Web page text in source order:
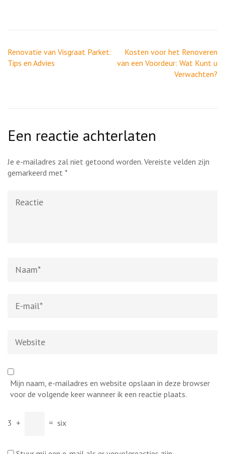
Berichtnavigatie
Renovatie van Visgraat Parket:
Tips en Advies
Kosten voor het Renoveren
van een Voordeur: Wat Kunt u
Verwachten?
Een reactie achterlaten
Je e-mailadres zal niet getoond worden. Vereiste velden zijn
gemarkeerd met *
mail*
Mijn naam, e-mailadres en website opslaan in deze browser
voor de volgende keer wanneer ik een reactie plaats.
3 + = six